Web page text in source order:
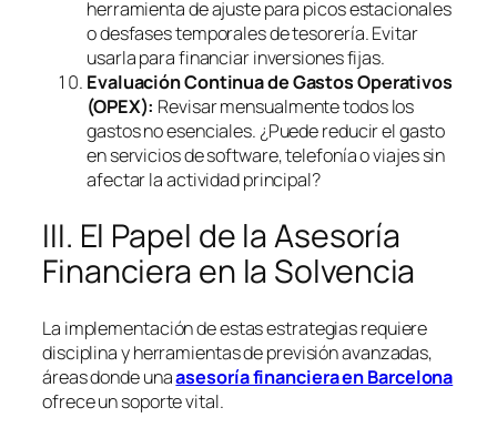
herramienta de ajuste para picos estacionales
o desfases temporales de tesorería. Evitar
usarla para financiar inversiones fijas.
Evaluación Continua de Gastos Operativos
(OPEX): Revisar mensualmente todos los
gastos no esenciales. ¿Puede reducir el gasto
en servicios desoftware, telefonía o viajes sin
afectar la actividad principal?
III. El Papel de la Asesoría
Financiera en la Solvencia
La implementación de estas estrategias requiere
disciplina y herramientas de previsión avanzadas,
áreas donde unaasesoría financiera en Barcelona
ofrece un soporte vital.